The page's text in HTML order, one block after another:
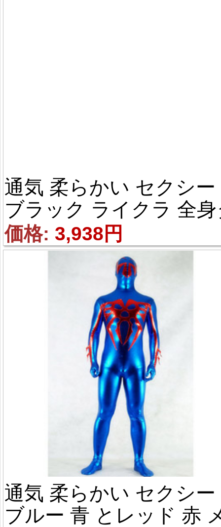
通気 柔らかい セクシー
ブラック ライクラ 全
イツ
価格: 3,938円
通気 柔らかい セクシー
ブルー 青 とレッド 赤